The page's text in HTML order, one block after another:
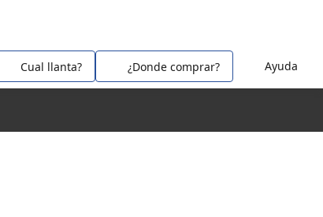
Ayuda
Cual llanta? ¿Donde comprar?